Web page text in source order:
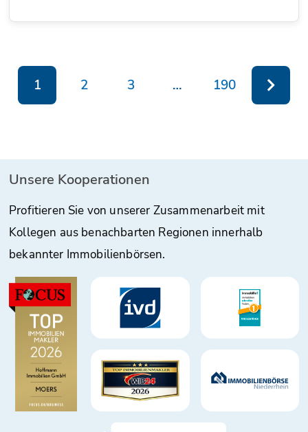
1 2 3 … 190
Unsere Kooperationen
Profitieren Sie von unserer Zusammenarbeit mit
Kollegen aus benachbarten Regionen innerhalb
bekannter Immobilienbörsen.